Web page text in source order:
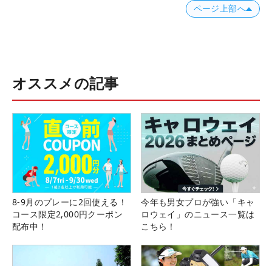
ページ上部へ
オススメの記事
8-9月のプレーに2回使える！
コース限定2,000円クーポン
配布中！
今年も男女プロが強い「キャ
ロウェイ」のニュース一覧は
こちら！